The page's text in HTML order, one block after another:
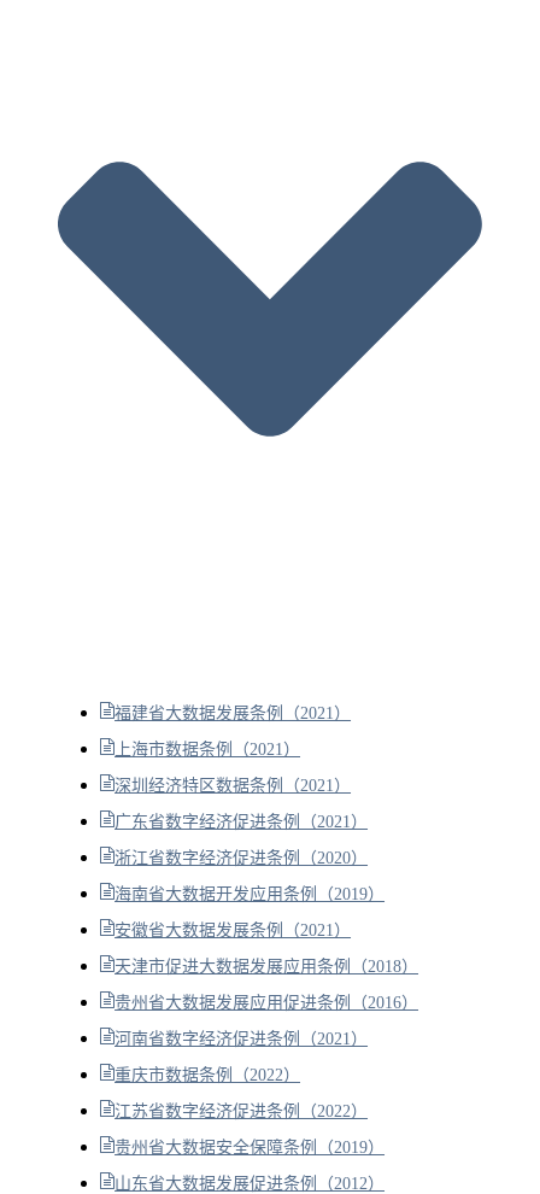
福建省大数据发展条例（2021）
上海市数据条例（2021）
深圳经济特区数据条例（2021）
广东省数字经济促进条例（2021）
浙江省数字经济促进条例（2020）
海南省大数据开发应用条例（2019）
安徽省大数据发展条例（2021）
天津市促进大数据发展应用条例（2018）
贵州省大数据发展应用促进条例（2016）
河南省数字经济促进条例（2021）
重庆市数据条例（2022）
江苏省数字经济促进条例（2022）
贵州省大数据安全保障条例（2019）
山东省大数据发展促进条例（2012）